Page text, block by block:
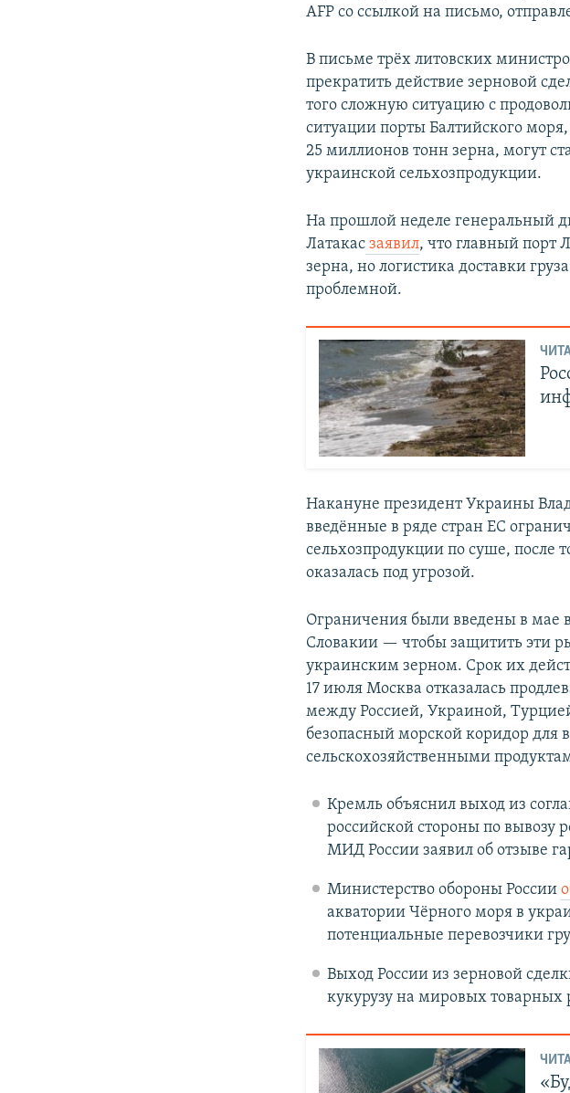
AFP со ссылкой на письмо,
В письме трёх литовских
прекратить действие зерновой
того сложную ситуацию с
ситуации порты Балтийского
25 миллионов тонн зерна, могут
украинской сельхозпродукции.
На прошлой неделе генеральный
Латакас заявил, что главный порт
зерна, но логистика доставки
проблемной.
Накануне президент Украины
введённые в ряде стран ЕС
сельхозпродукции по суше, после
оказалась под угрозой.
Ограничения были введены в
Словакии — чтобы защитить эти
украинским зерном. Срок их
17 июля Москва отказалась
между Россией, Украиной,
безопасный морской коридор для
сельскохозяйственными
Кремль объяснил выход из
российской стороны по вывозу
МИД России заявил об отзыве
Министерство обороны России
акватории Чёрного моря в
потенциальные перевозчики
Выход России из зерновой
кукурузу на мировых товарных